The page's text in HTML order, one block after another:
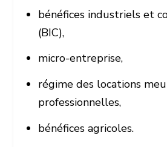
bénéfices industriels et
(BIC),
micro-entreprise,
régime des locations
professionnelles,
bénéfices agricoles.